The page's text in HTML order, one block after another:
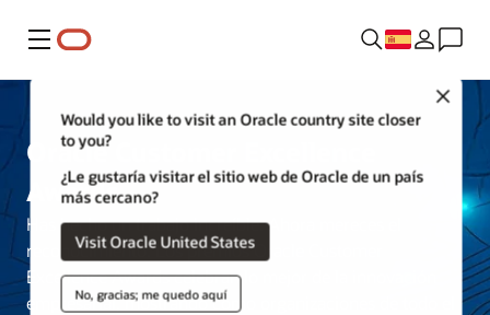
Menú
Close
Would you like to visit an Oracle country site closer
to you?
¿Le gustaría visitar el sitio web de Oracle de un país
más cercano?
Visit Oracle United States
No, gracias; me quedo aquí
Oracle Customer Excellence
Awards
Has hecho un trabajo increíble. Ahora mereces el
reconocimiento. Los premios Oracle Customer
Excellence Awards celebran lo mejor de la innovación
empresarial, mostrando cómo organizaciones de todo el